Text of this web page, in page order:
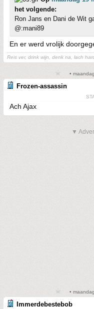
het volgende:
Ron Jans en Dani de Wit
@:mani89
En er werd vrolijk
Reis ver, drink wijn, denk na, lach
•
Frozen-assassin
Ach Ajax
▼
•
Immerdebestebob